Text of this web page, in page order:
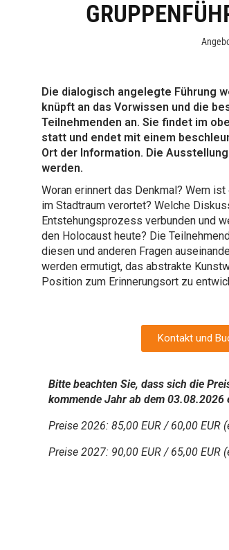
Die dialogisch angelegte Führung
knüpft an das Vorwissen und die
Teilnehmenden an. Sie findet im
statt und endet mit einem
Ort der Information. Die
werden.
Woran erinnert das Denkmal? Wem
im Stadtraum verortet? Welche
Entstehungsprozess verbunden und
den Holocaust heute? Die
diesen und anderen Fragen
werden ermutigt, das abstrakte
Position zum Erinnerungsort zu
Kontakt und
Bitte beachten Sie, dass sich die
kommende Jahr ab dem 03.08.2026
Preise 2026: 85,00 EUR / 60,00 EUR
Preise 2027: 90,00 EUR / 65,00 EUR